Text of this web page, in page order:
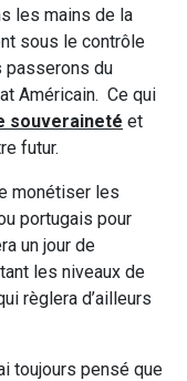
les mains de la
sous le contrôle
passerons du
Américain. Ce qui
souveraineté et
futur.
monétiser les
portugais pour
un jour de
les niveaux de
règlera d’ailleurs
toujours pensé que